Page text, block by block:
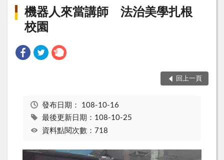
機器人來當講師 法治美學扎根
校園
回上一頁
發布日期： 108-10-16
最後更新日期：108-10-25
資料點閱次數：718